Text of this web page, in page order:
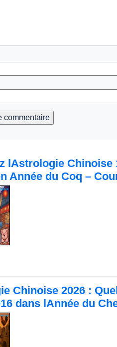
commentaire
lAstrologie Chinoise
Année du Coq –
Chinoise 2026 :
dans lAnnée du